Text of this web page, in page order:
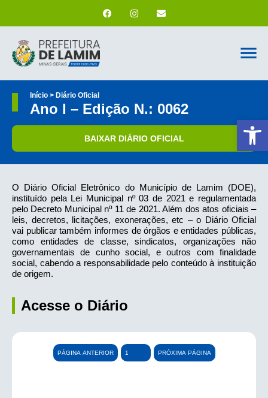
Início > Diário Oficial
Ano I – Edição N.: 0062
BAIXAR DIÁRIO OFICIAL
O Diário Oficial Eletrônico do Município de Lamim (DOE),
instituído pela Lei Municipal nº 03 de 2021 e regulamentada
pelo Decreto Municipal nº 11 de 2021. Além dos atos oficiais –
leis, decretos, licitações, exonerações, etc – o Diário Oficial
vai publicar também informes de órgãos e entidades públicas,
como entidades de classe, sindicatos, organizações não
governamentais de cunho social, e outros com finalidade
social, cabendo a responsabilidade pelo conteúdo à instituição
de origem.
Acesse o Diário
PÁGINA ANTERIOR PRÓXIMA PÁGINA